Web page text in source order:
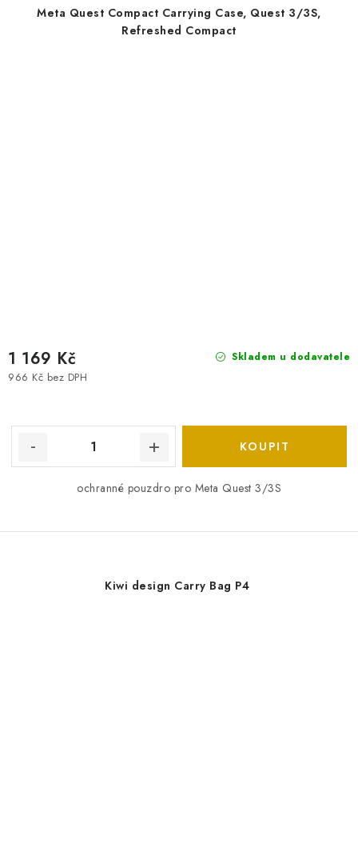
Meta Quest Compact Carrying Case, Quest 3/3S,
Refreshed Compact
Skladem u dodavatele
966 Kč bez DPH
1 169 Kč
ochranné pouzdro pro Meta Quest 3/3S
Kiwi design Carry Bag P4